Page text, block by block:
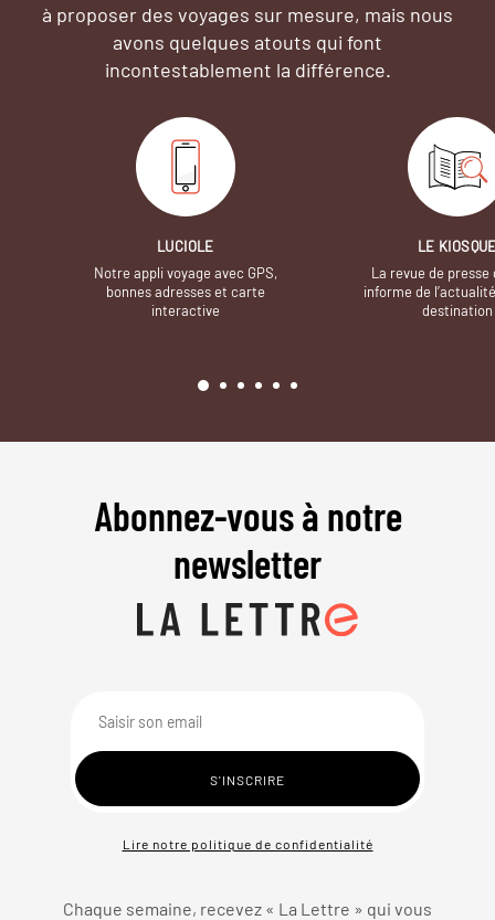
à proposer des voyages sur mesure, mais nous
avons quelques atouts qui font
incontestablement la différence.
LUCIOLE
Notre appli voyage avec GPS,
bonnes adresses et carte
interactive
LE
La revue de presse
informe de
destination
Abonnez-vous à notre
newsletter
Lire notre politique de confidentialité
Chaque semaine, recevez « La Lettre » qui vous